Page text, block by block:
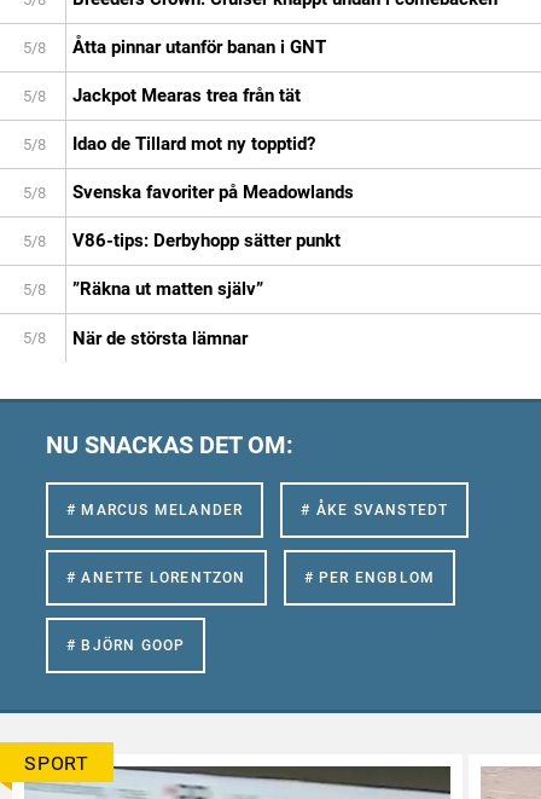
5/8 Åtta pinnar utanför banan i GNT
5/8 Jackpot Mearas trea från tät
5/8 Idao de Tillard mot ny topptid?
5/8 Svenska favoriter på Meadowlands
5/8 V86-tips: Derbyhopp sätter punkt
5/8 ”Räkna ut matten själv”
5/8 När de största lämnar
NU SNACKAS DET OM:
# MARCUS MELANDER # ÅKE SVANSTEDT
# ANETTE LORENTZON # PER ENGBLOM
# BJÖRN GOOP
SPORT